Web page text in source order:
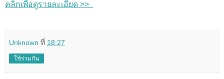
คลิกเพื่อดูรายละเอียด >>
Unknown ที่ 18:27
ใช้ร่วมกัน